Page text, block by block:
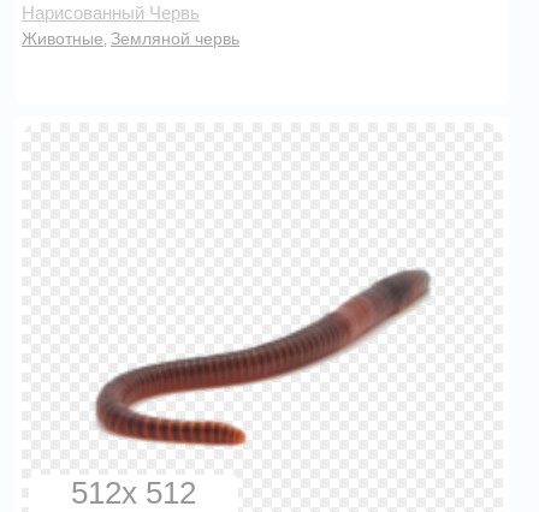
Нарисованный Червь
Животные Земляной червь
512x 512